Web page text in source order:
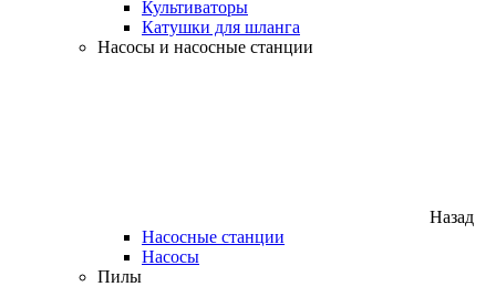
Культиваторы
Катушки для шланга
Насосы и насосные станции
Назад
Насосные станции
Насосы
Пилы